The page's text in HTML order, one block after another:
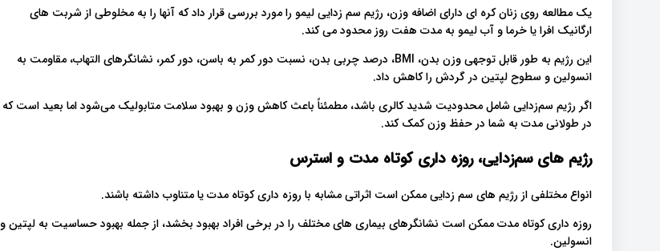
یک مطالعه روی زنان کره ای دارای اضافه وزن، رژیم سم زدایی لیمو را مورد بررسی قرار داد که آنها را به مخلوطی از شربت های
ارگانیک افرا یا خرما و آب لیمو به مدت هفت روز محدود می کند.
این رژیم به طور قابل توجهی وزن بدن، BMI، درصد چربی بدن، نسبت دور کمر به باسن، دور کمر، نشانگرهای التهاب، مقاومت به
انسولین و سطوح لپتین در گردش را کاهش داد.
اگر رژیم سم‌زدایی شامل محدودیت شدید کالری باشد، مطمئناً باعث کاهش وزن و بهبود سلامت متابولیک می‌شود اما بعید است که
در طولانی مدت به شما در حفظ وزن کمک کند.
رژیم های سم‌زدایی، روزه داری کوتاه مدت و استرس
انواع مختلفی از رژیم های سم زدایی ممکن است اثراتی مشابه با روزه داری کوتاه مدت یا متناوب داشته باشند.
روزه داری کوتاه مدت ممکن است نشانگرهای بیماری های مختلف را در برخی افراد بهبود بخشد، از جمله بهبود حساسیت به لپتین و
انسولین.